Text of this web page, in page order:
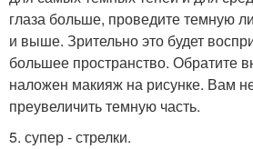
глаза больше, проведите темную
и выше. Зрительно это будет
большее пространство. Обратите
наложен макияж на рисунке. Вам
преувеличить темную часть.
5. супер - стрелки.